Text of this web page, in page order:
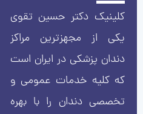
کلینیک دکتر حسین تقوی
یکی از مجهزترین مراکز
دندان پزشکی در ایران است
که کلیه خدمات عمومی و
تخصصی دندان را با بهره